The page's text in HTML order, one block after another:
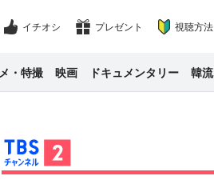
イチオシ プレゼント 視聴方法
・特撮 映画 ドキュメンタリー 韓流